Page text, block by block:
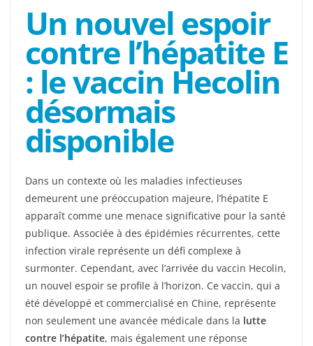
Un nouvel espoir
contre l’hépatite E
: le vaccin Hecolin
désormais
disponible
Dans un contexte où les maladies infectieuses
demeurent une préoccupation majeure, l’hépatite E
apparaît comme une menace significative pour la santé
publique. Associée à des épidémies récurrentes, cette
infection virale représente un défi complexe à
surmonter. Cependant, avec l’arrivée du vaccin Hecolin,
un nouvel espoir se profile à l’horizon. Ce vaccin, qui a
été développé et commercialisé en Chine, représente
non seulement une avancée médicale dans la lutte
contre l’hépatite, mais également une réponse